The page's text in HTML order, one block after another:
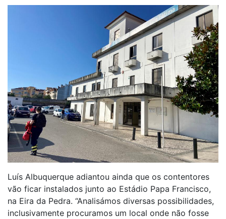
Luís Albuquerque adiantou ainda que os contentores
vão ficar instalados junto ao Estádio Papa Francisco,
na Eira da Pedra. “Analisámos diversas possibilidades,
inclusivamente procuramos um local onde não fosse